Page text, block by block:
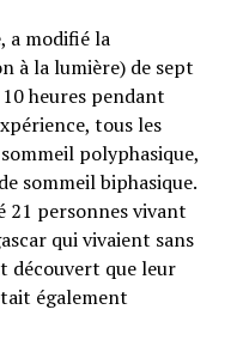
a modifié la
à la lumière) de sept
heures pendant
tous les
polyphasique,
sommeil biphasique.
21 personnes vivant
qui vivaient sans
découvert que leur
également